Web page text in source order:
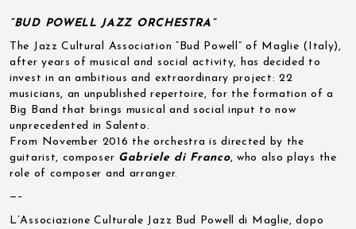
“BUD POWELL JAZZ ORCHESTRA”
The Jazz Cultural Association “Bud Powell” of Maglie (Italy),
after years of musical and social activity, has decided to
invest in an ambitious and extraordinary project: 22
musicians, an unpublished repertoire, for the formation of a
Big Band that brings musical and social input to now
unprecedented in Salento.
From November 2016 the orchestra is directed by the
guitarist, composer Gabriele di Franco, who also plays the
role of composer and arranger.
—–
L’Associazione Culturale Jazz Bud Powell di Maglie, dopo